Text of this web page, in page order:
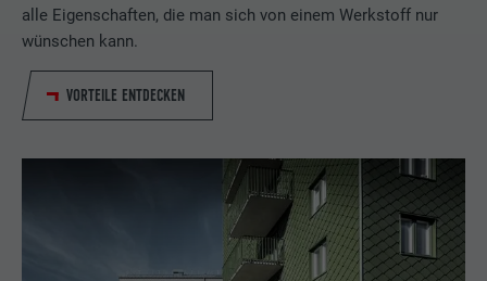
alle Eigenschaften, die man sich von einem Werkstoff nur
wünschen kann.
VORTEILE ENTDECKEN